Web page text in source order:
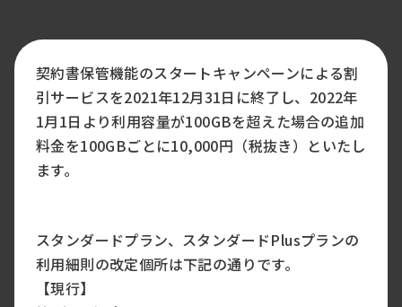
契約書保管機能のスタートキャンペーンによる割
引サービスを2021年12月31日に終了し、2022年
1月1日より利用容量が100GBを超えた場合の追加
料金を100GBごとに10,000円（税抜き）といたし
ます。
スタンダードプラン、スタンダードPlusプランの
利用細則の改定個所は下記の通りです。
【現行】